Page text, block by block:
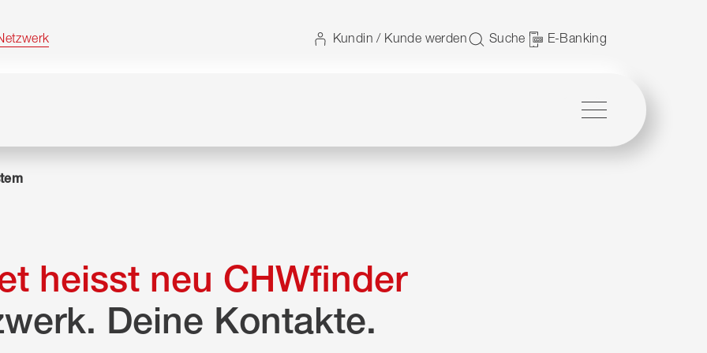
Kundin / Kunde werden Suche E-Banking
heisst neu CHWfinder
Deine Kontakte.